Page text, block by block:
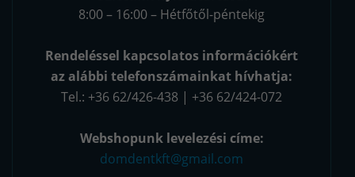
8:00 – 16:00 – Hétfőtől-péntekig
Rendeléssel kapcsolatos információkért
az alábbi telefonszámainkat hívhatja:
Tel.: +36 62/426-438 | +36 62/424-072
Webshopunk levelezési címe:
domdentkft@gmail.com